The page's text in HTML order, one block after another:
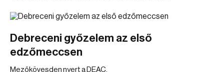
Debreceni győzelem az első
edzőmeccsen
Mezőkövesden nyert a DEAC.